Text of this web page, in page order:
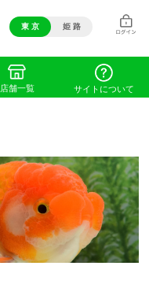
東 京 姫 路
店舗一覧 サイトについて